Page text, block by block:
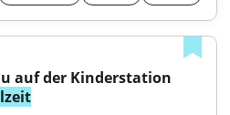
auf der Kinderstation